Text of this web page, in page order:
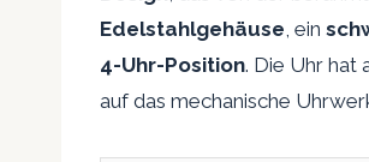
Edelstahlgehäuse, ein
4-Uhr-Position. Die Uhr hat
auf das mechanische